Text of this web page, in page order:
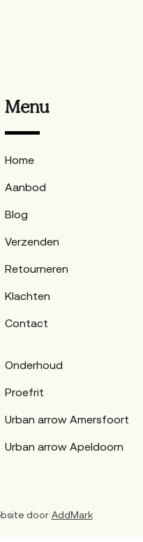
Menu
Home
Aanbod
Blog
Verzenden
Retourneren
Klachten
Contact
Onderhoud
Proefrit
Urban arrow Amersfoort
Urban arrow Apeldoorn
door AddMark